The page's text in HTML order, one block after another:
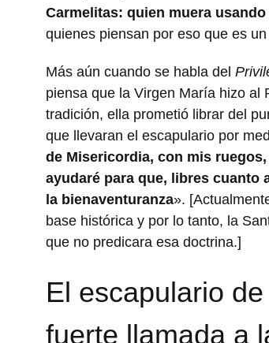
Carmelitas: quien muera
quienes piensan por eso que es
Más aún cuando se habla del
piensa que la Virgen María hizo al
tradición, ella prometió librar del
que llevaran el escapulario por
de Misericordia, con mis
ayudaré para que, libres cuanto
la bienaventuranza».
base histórica y por lo tanto, la
que no predicara esa doctrina.]
El escapulario
fuerte llamada a